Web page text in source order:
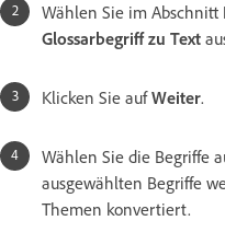
Wählen Sie im Abschnitt
Glossarbegriff zu Text
Klicken Sie aufWeiter.
Wählen Sie die Begriffe
ausgewählten Begriffe
Themen konvertiert.